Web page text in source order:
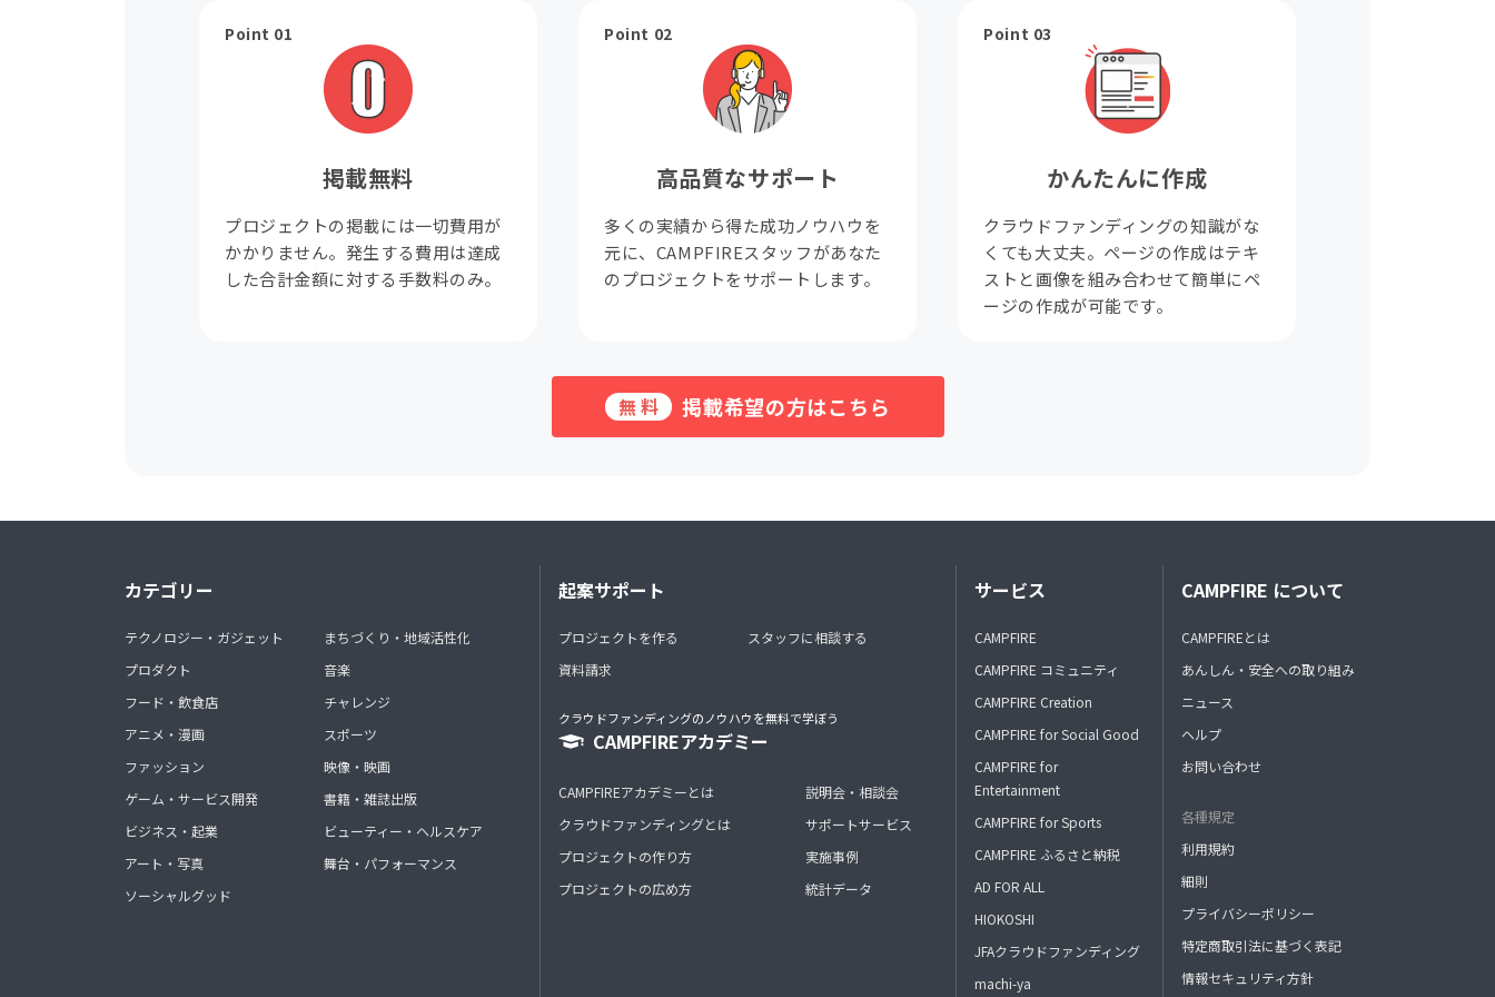
Point 01
掲載無料
プロジェクトの掲載には一切費用が
かかりません。発生する費用は達成
した合計金額に対する手数料のみ。
Point 02
高品質なサポート
多くの実績から得た成功ノウハウを
元に、CAMPFIREスタッフがあなた
のプロジェクトをサポートします。
Point 03
かんたんに作成
クラウドファンディングの知識がな
くても大丈夫。ページの作成はテキ
ストと画像を組み合わせて簡単にペ
ージの作成が可能です。
無料 掲載希望の方はこちら
カテゴリー
テクノロジー・ガジェット
プロダクト
フード・飲食店
アニメ・漫画
ファッション
ゲーム・サービス開発
ビジネス・起業
アート・写真
ソーシャルグッド
まちづくり・地域活性化
音楽
チャレンジ
スポーツ
映像・映画
書籍・雑誌出版
ビューティー・ヘルスケア
舞台・パフォーマンス
起案サポート
プロジェクトを作る
資料請求
スタッフに相談する
クラウドファンディングのノウハウを無料で学ぼう
CAMPFIREアカデミー
CAMPFIREアカデミーとは
クラウドファンディングとは
プロジェクトの作り方
プロジェクトの広め方
説明会・相談会
サポートサービス
実施事例
統計データ
サービス
CAMPFIRE
CAMPFIRE コミュニティ
CAMPFIRE Creation
CAMPFIRE for Social Good
CAMPFIRE for
Entertainment
CAMPFIRE for Sports
CAMPFIRE ふるさと納税
AD FOR ALL
HIOKOSHI
JFAクラウドファンディング
machi-ya
CAMPFIRE について
CAMPFIREとは
あんしん・安全への取り組み
ニュース
ヘルプ
お問い合わせ
各種規定
利用規約
細則
プライバシーポリシー
特定商取引法に基づく表記
情報セキュリティ方針